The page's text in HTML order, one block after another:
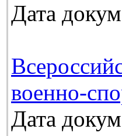
Дата
военно-
Дата